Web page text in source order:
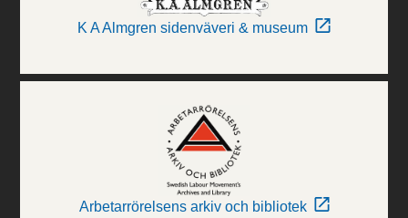
K A Almgren sidenväveri & museum
Arbetarrörelsens arkiv och bibliotek